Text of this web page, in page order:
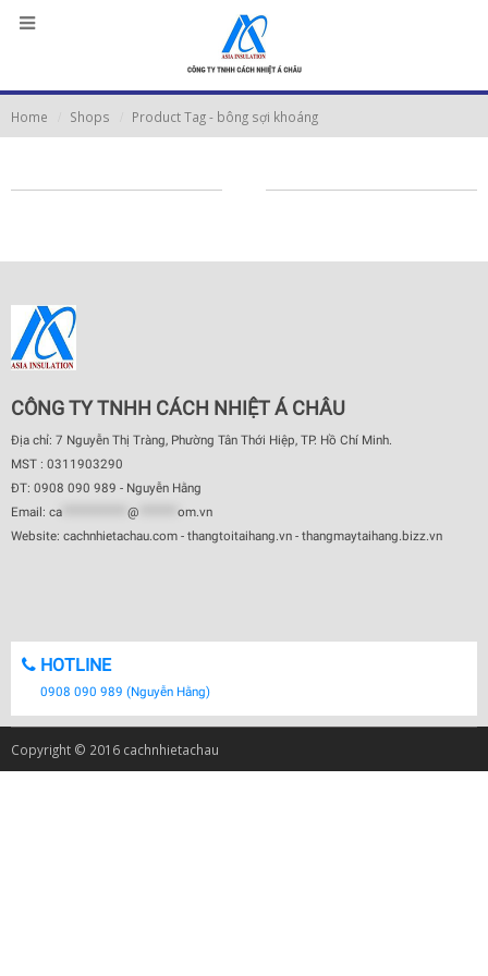
Home Shops Product Tag - bông sợi khoáng
CÔNG TY TNHH CÁCH NHIỆT Á CHÂU
Địa chỉ: 7 Nguyễn Thị Tràng, Phường Tân Thới Hiệp, TP. Hồ Chí Minh.
MST : 0311903290
ĐT: 0908 090 989 - Nguyễn Hằng
Email: ca @
om.vn
Website: cachnhietachau.com - thangtoitaihang.vn - thangmaytaihang.bizz.vn
HOTLINE
0908 090 989 (Nguyễn Hằng)
Copyright © 2016 cachnhietachau